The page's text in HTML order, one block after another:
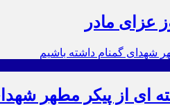
عزای مادر
ای از پیکر مطهر